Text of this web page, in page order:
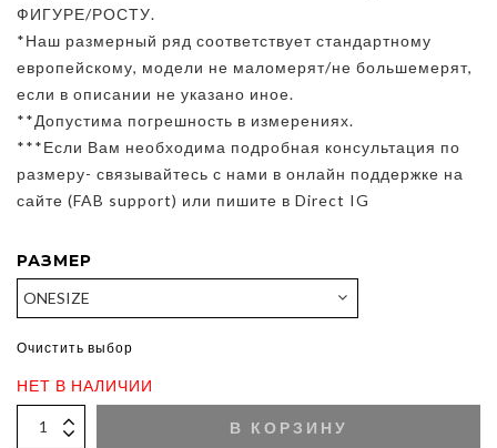
ФИГУРЕ/РОСТУ.
*Наш размерный ряд соответствует стандартному
европейскому, модели не маломерят/не большемерят,
если в описании не указано иное.
**Допустима погрешность в измерениях.
***Если Вам необходима подробная консультация по
размеру- связывайтесь с нами в онлайн поддержке на
сайте (FAB support) или пишите в Direct IG
РАЗМЕР
Очистить выбор
НЕТ В НАЛИЧИИ
В КОРЗИНУ